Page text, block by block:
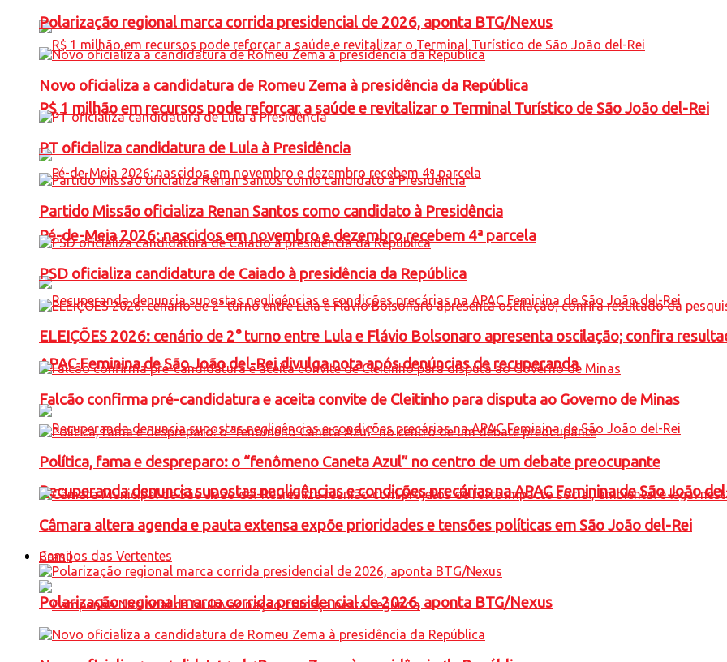
R$ 1 milhão em recursos pode reforçar a saúde e revitalizar o Terminal Turístico de São João del-Rei
Pé-de-Meia 2026: nascidos em novembro e dezembro recebem 4ª parcela
APAC Feminina de São João del-Rei divulga nota após denúncias de recuperanda
Recuperanda denuncia supostas negligências e condições precárias na APAC Feminina de São João
Campos das Vertentes
Polarização regional marca corrida presidencial de 2026, aponta BTG/Nexus
Novo oficializa a candidatura de Romeu Zema à presidência da República
PT oficializa candidatura de Lula à Presidência
Partido Missão oficializa Renan Santos como candidato à Presidência
PSD oficializa candidatura de Caiado à presidência da República
ELEIÇÕES 2026: cenário de 2° turno entre Lula e Flávio Bolsonaro apresenta oscilação; confira
Falcão confirma pré-candidatura e aceita convite de Cleitinho para disputa ao Governo de Minas
Política, fama e despreparo: o “fenômeno Caneta Azul” no centro de um debate preocupante
Câmara altera agenda e pauta extensa expõe prioridades e tensões políticas em São João del-Rei
Brasil
Polarização regional marca corrida presidencial de 2026, aponta BTG/Nexus